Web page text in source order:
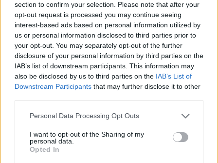
section to confirm your selection. Please note that after your
opt-out request is processed you may continue seeing
interest-based ads based on personal information utilized by
us or personal information disclosed to third parties prior to
your opt-out. You may separately opt-out of the further
disclosure of your personal information by third parties on the
IAB’s list of downstream participants. This information may
also be disclosed by us to third parties on the IAB’s List of
Downstream Participants that may further disclose it to other
Personal Data Processing Opt Outs
I want to opt-out of the Sharing of my
personal data.
Opted In
hoda30, Tammoo,Magitta7070und1 weiteren Persongefällt dies.
lissy_kind
Lebende Forenlegende
Magitta7070